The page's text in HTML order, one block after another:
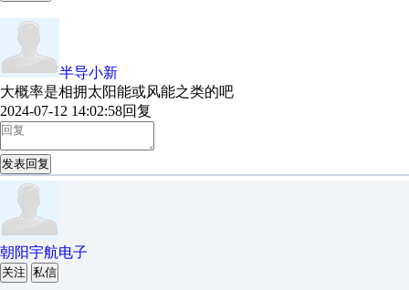
半导小新
大概率是相拥太阳能或风能之类的吧
2024-07-12 14:02:58回复
发表回复
朝阳宇航电子
关注 私信